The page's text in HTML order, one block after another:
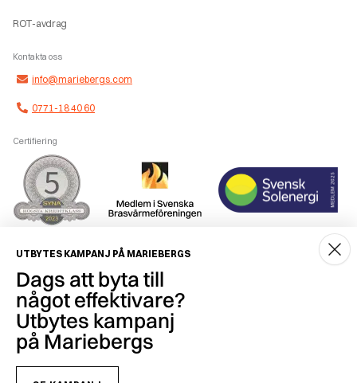
ROT-avdrag
Kontakta oss
info@mariebergs.com
0771-18 40 60
Certifiering
Smidig betalning
UTBYTES KAMPANJ PÅ MARIEBERGS
Dags att byta till
något effektivare?
Utbytes kampanj
på Mariebergs